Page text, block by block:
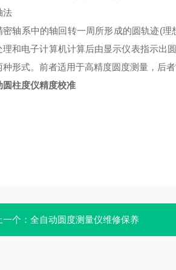
法
密轴系中的轴回转一周所形成的圆轨迹(
理和电子计算机计算后由显示仪表指示出
种形式。前者适用于高精度圆度测量，后
圆柱度仪精度校准
一个： 全自动圆度测量仪维修保养